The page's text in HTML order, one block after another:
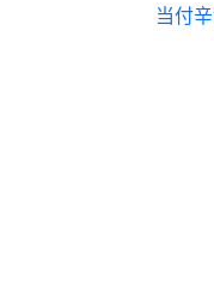
当付